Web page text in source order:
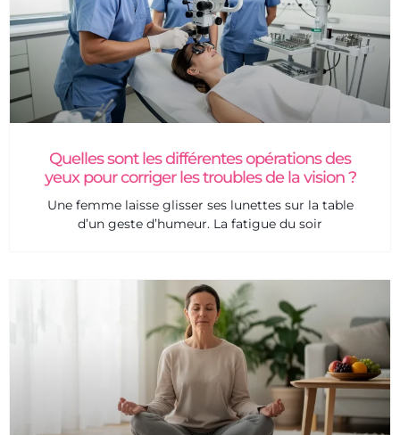
Quelles sont les différentes opérations des
yeux pour corriger les troubles de la vision ?
Une femme laisse glisser ses lunettes sur la table
d’un geste d’humeur. La fatigue du soir